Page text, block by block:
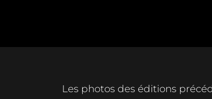
Les photos des éditions